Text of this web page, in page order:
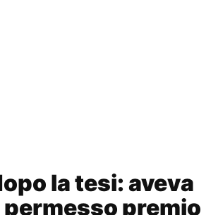
la tesi: aveva
premio